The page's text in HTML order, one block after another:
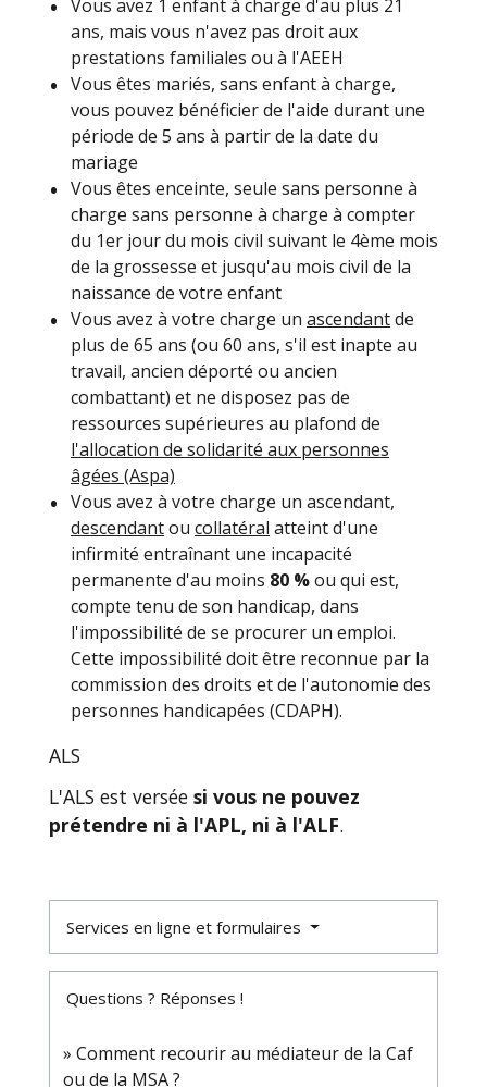
Vous avez 1 enfant à charge d'au plus 21
ans, mais vous n'avez pas droit aux
prestations familiales ou à l'AEEH
Vous êtes mariés, sans enfant à charge,
vous pouvez bénéficier de l'aide durant une
période de 5 ans à partir de la date du
mariage
Vous êtes enceinte, seule sans personne à
charge sans personne à charge à compter
du 1er jour du mois civil suivant le 4ème mois
de la grossesse et jusqu'au mois civil de la
naissance de votre enfant
Vous avez à votre charge un ascendantde
plus de 65 ans (ou 60 ans, s'il est inapte au
travail, ancien déporté ou ancien
combattant) et ne disposez pas de
ressources supérieures au plafond de
l'allocation de solidarité aux personnes
âgées (Aspa)
Vous avez à votre charge un ascendant,
descendantou collatéral atteint d'une
infirmité entraînant une incapacité
permanente d'au moins 80 %ou qui est,
compte tenu de son handicap, dans
l'impossibilité de se procurer un emploi.
Cette impossibilité doit être reconnue par la
commission des droits et de l'autonomie des
personnes handicapées (CDAPH).
ALS
L'ALS est versée si vous ne pouvez
prétendre ni à l'APL, ni à l'ALF.
Services en ligne et formulaires
Questions ? Réponses !
Comment recourir au médiateur de la Caf
ou de la MSA ?